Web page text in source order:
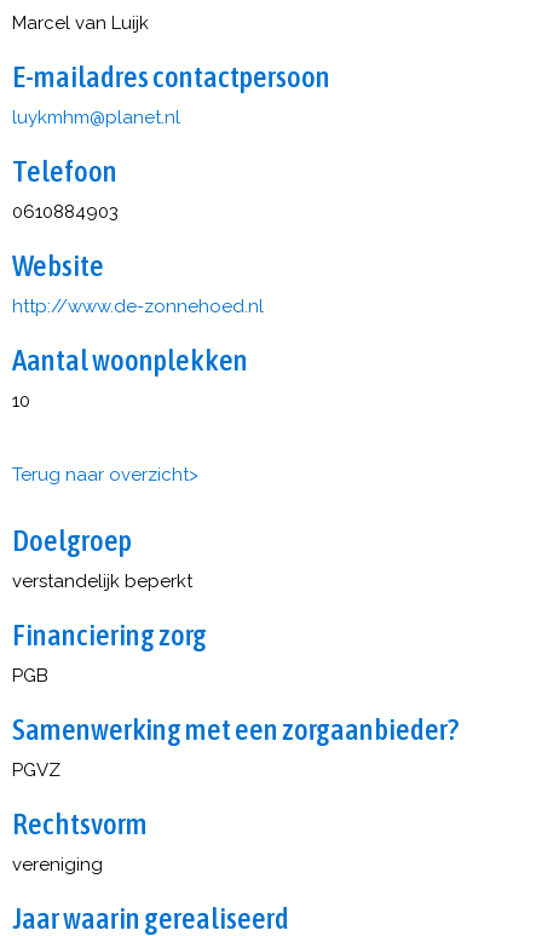
Marcel van Luijk
E-mailadres contactpersoon
mhmkyul@planet.nl
Telefoon
0610884903
Website
http://www.de-zonnehoed.nl
Aantal woonplekken
10
Terug naar overzicht>
Doelgroep
verstandelijk beperkt
Financiering zorg
PGB
Samenwerking met een zorgaanbieder?
PGVZ
Rechtsvorm
vereniging
Jaar waarin gerealiseerd